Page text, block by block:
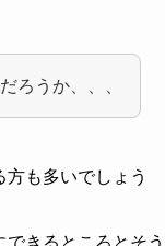
ろうか、、、
も多いでしょう
きるところとそ